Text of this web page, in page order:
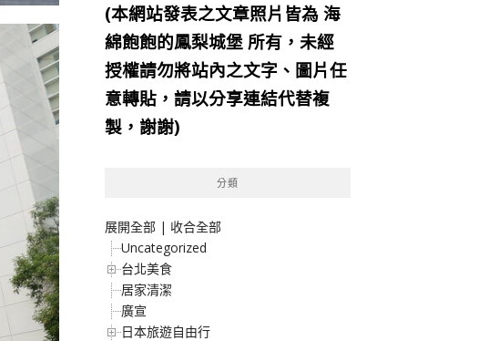
(本網站發表之文章照片皆為 海
綿飽飽的鳳梨城堡 所有，未經
授權請勿將站內之文字、圖片任
意轉貼，請以分享連結代替複
製，謝謝)
分類
展開全部 | 收合全部
Uncategorized
台北美食
居家清潔
廣宣
日本旅遊自由行